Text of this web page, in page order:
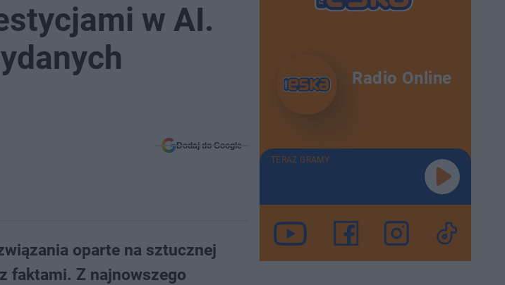
w AI.
Dodaj do Google
oparte na sztucznej
faktami. Z najnowszego
Radio Online
TERAZ GRAMY